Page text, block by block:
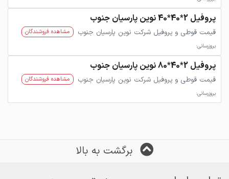
پروفیل 2*40*40 نوین پارسیان جنوب
قیمت قوطی و پروفیل شرکت نوین پارسیان جنوب
بروزرسانی:
مشاهده فروشندگان
پروفیل 2*40*80 نوین پارسیان جنوب
قیمت قوطی و پروفیل شرکت نوین پارسیان جنوب
بروزرسانی:
مشاهده فروشندگان
برگشت به بالا